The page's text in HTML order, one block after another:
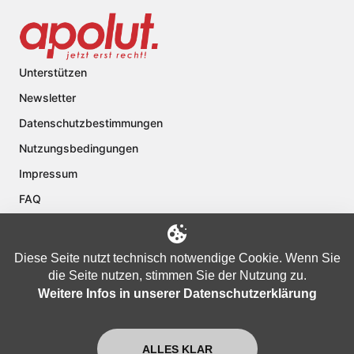
Unterstützen
Newsletter
Datenschutzbestimmungen
Nutzungsbedingungen
Impressum
FAQ
Diese Seite nutzt technisch notwendige Cookie. Wenn Sie
die Seite nutzen, stimmen Sie der Nutzung zu.
Weitere Infos in unserer Datenschutzerklärung
ALLES KLAR